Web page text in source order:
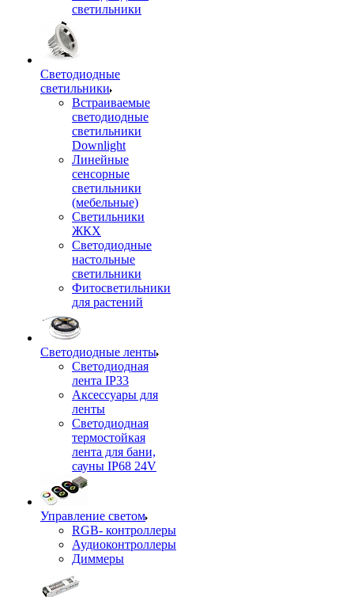
светильники
Светодиодные
светильники
Встраиваемые
светодиодные
светильники
Downlight
Линейные
сенсорные
светильники
(мебельные)
Светильники
ЖКХ
Светодиодные
настольные
светильники
Фитосветильники
для растений
Светодиодные ленты
Светодиодная
лента IP33
Аксессуары для
ленты
Светодиодная
термостойкая
лента для бани,
сауны IP68 24V
Управление светом
RGB- контроллеры
Аудиоконтроллеры
Диммеры